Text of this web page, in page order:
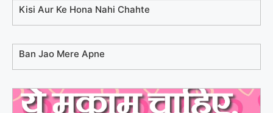
Kisi Aur Ke Hona Nahi Chahte
Ban Jao Mere Apne